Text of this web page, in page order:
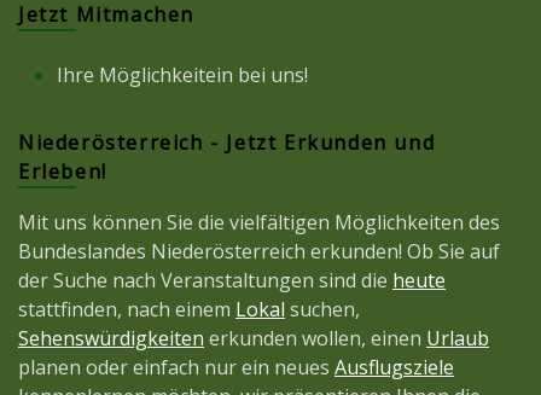
Jetzt Mitmachen
Ihre Möglichkeitein bei uns!
Niederösterreich - Jetzt Erkunden und
Erleben!
Mit uns können Sie die vielfältigen Möglichkeiten des
Bundeslandes Niederösterreich erkunden! Ob Sie auf
der Suche nach Veranstaltungen sind die heute
stattfinden, nach einem Lokal suchen,
Sehenswürdigkeiten erkunden wollen, einen Urlaub
planen oder einfach nur ein neues Ausflugsziele